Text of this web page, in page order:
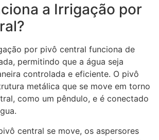
a Irrigação por
por pivô central funciona de
permitindo que a água seja
controlada e eficiente. O pivô
metálica que se move em torno
como um pêndulo, e é conectado
central se move, os aspersores